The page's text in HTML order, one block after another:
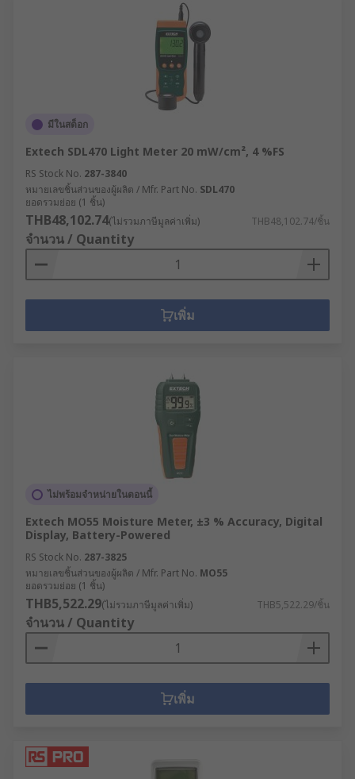
มีในสต็อก
Extech SDL470 Light Meter 20 mW/cm², 4 %FS
RS Stock No. 287-3840
หมายเลขชิ้นส่วนของผู้ผลิต / Mfr. Part No. SDL470
ยอดรวมย่อย (1 ชิ้น)
THB48,102.74(ไม่รวมภาษีมูลค่าเพิ่ม) THB48,102.74/ชิ้น
จำนวน / Quantity
เพิ่ม
ไม่พร้อมจำหน่ายในตอนนี้
Extech MO55 Moisture Meter, ±3 % Accuracy, Digital
Display, Battery-Powered
RS Stock No. 287-3825
หมายเลขชิ้นส่วนของผู้ผลิต / Mfr. Part No. MO55
ยอดรวมย่อย (1 ชิ้น)
THB5,522.29(ไม่รวมภาษีมูลค่าเพิ่ม) THB5,522.29/ชิ้น
จำนวน / Quantity
เพิ่ม